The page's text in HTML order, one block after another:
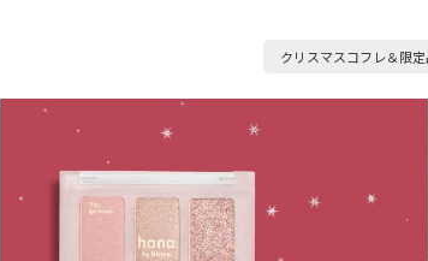
クリスマスコフレ＆限